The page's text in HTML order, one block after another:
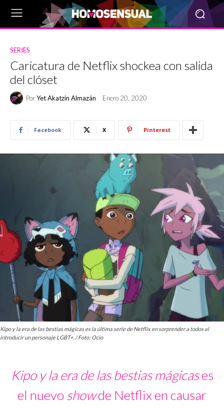
SERIES
Caricatura de Netflix shockea con salida
del clóset
PorYet Akatzin Almazán Enero 20, 2020
Facebook X Pinterest
Kipo y la era de las bestias mágicas es la última serie de Netflix en sorprender a todos al
introducir un personaje LGBT+. / Foto: Ocio
Kipo y la era de las bestias mágicases
el nuevo showde Netflix en causar